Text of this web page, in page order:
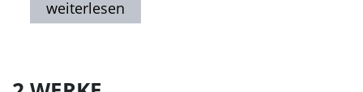
Staatlichen künstlerischen M. Grekov-
internationalen Ausstellungen.